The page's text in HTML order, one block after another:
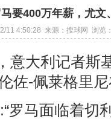
要400万年薪，尤文
11 4:50:28 来源：搜球网 浏览
意大利记者斯
佐-佩莱格里
罗马面临着切